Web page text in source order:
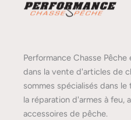
Performance Chasse
dans la vente d'articles de
sommes spécialisés dans
la réparation d'armes à feu,
accessoires de pêche.